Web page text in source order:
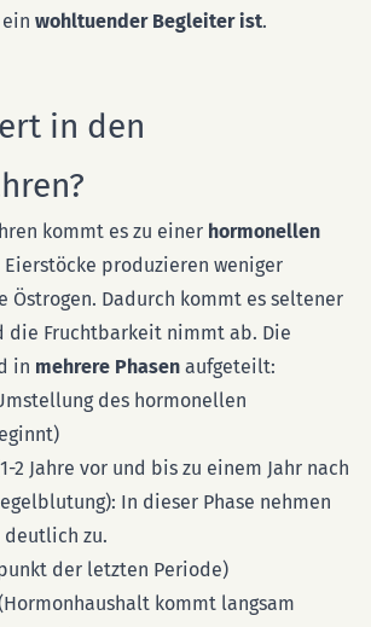
wohltuender Begleiter ist.
in den
kommt es zu einer hormonellen
Eierstöcke produzieren weniger
Östrogen. Dadurch kommt es seltener
die Fruchtbarkeit nimmt ab. Die
in mehrere Phasen aufgeteilt:
des hormonellen
2 Jahre vor und bis zu einem Jahr nach
In dieser Phase nehmen
deutlich zu.
der letzten Periode)
kommt langsam